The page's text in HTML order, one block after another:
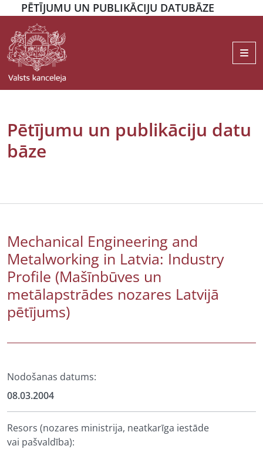
PĒTĪJUMU UN PUBLIKĀCIJU DATUBĀZE
Pētījumu un publikāciju datu
bāze
Mechanical Engineering and
Metalworking in Latvia: Industry
Profile (Mašīnbūves un
metālapstrādes nozares Latvijā
pētījums)
Nodošanas datums:
08.03.2004
Resors (nozares ministrija, neatkarīga iestāde
vai pašvaldība):